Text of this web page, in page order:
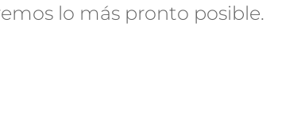
lo más pronto posible.